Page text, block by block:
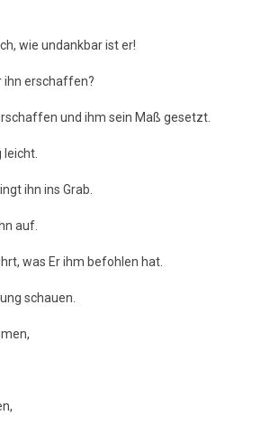
wie undankbar ist er!
ihn erschaffen?
und ihm sein Maß gesetzt.
leicht.
ihn ins Grab.
auf.
was Er ihm befohlen hat.
schauen.